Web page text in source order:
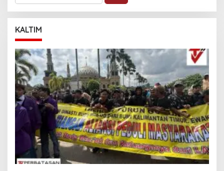
i
u
n
t
u
k
:
KALTIM